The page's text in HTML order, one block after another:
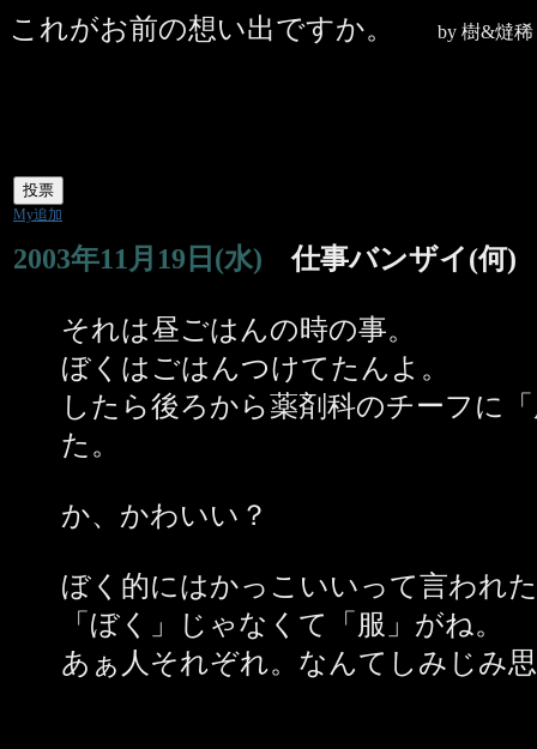
これがお前の想い出ですか。 by 樹&燵
My追加
2003年11月19日(水) 仕事バンザイ(何)
それは昼ごはんの時の事。
ぼくはごはんつけてたんよ。
したら後ろから薬剤科のチーフに
た。
か、かわいい？
ぼく的にはかっこいいって言われ
「ぼく」じゃなくて「服」がね。
あぁ人それぞれ。なんてしみじみ